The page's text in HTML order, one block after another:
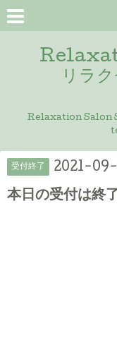
リラ
Relaxation Salon
受付終了 2021-09-
本日の受付は終